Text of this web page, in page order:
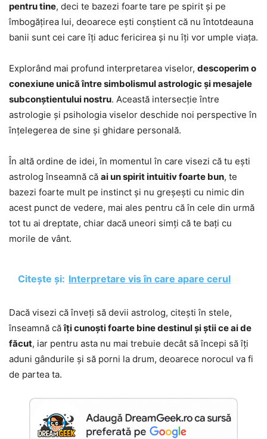
pentru tine, deci te bazezi foarte tare pe spirit și pe
îmbogățirea lui, deoarece ești conștient că nu întotdeauna
banii sunt cei care îți aduc fericirea și nu îți vor umple viața.
Explorând mai profund interpretarea viselor, descoperim o
conexiune unică între simbolismul astrologic și mesajele
subconștientului nostru. Această intersecție între
astrologie și psihologia viselor deschide noi perspective în
înțelegerea de sine și ghidare personală.
În altă ordine de idei, în momentul în care visezi că tu ești
astrolog înseamnă că ai un spirit intuitiv foarte bun, te
bazezi foarte mult pe instinct și nu greșești cu nimic din
acest punct de vedere, mai ales pentru că în cele din urmă
tot tu ai dreptate, chiar dacă uneori simți că te bați cu
morile de vânt.
Citește și: Interpretare vis în care apare cerul
Dacă visezi că înveți să devii astrolog, citești în stele,
înseamnă căîți cunoști foarte bine destinul și știi ce ai de
făcut, iar pentru asta nu mai trebuie decât să începi să îți
aduni gândurile și să porni la drum, deoarece norocul va fi
de partea ta.